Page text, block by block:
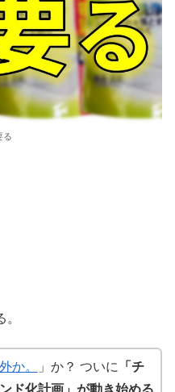
る
か。 」か？ ついに 「チ
ド化計画」が動き始める